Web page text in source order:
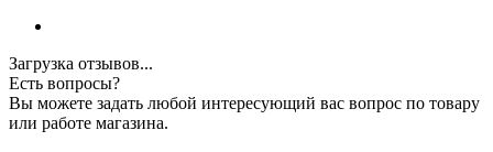
Загрузка отзывов...
Есть вопросы?
Вы можете задать любой интересующий вас вопрос по товару
или работе магазина.